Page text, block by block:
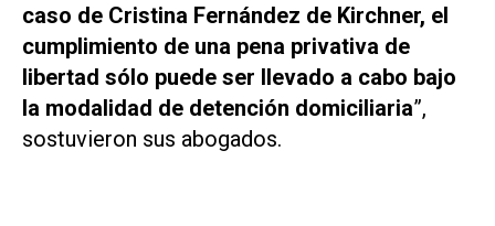
caso de Cristina Fernández de Kirchner, el
cumplimiento de una pena privativa de
libertad sólo puede ser llevado a cabo bajo
la modalidad de detención domiciliaria”,
sostuvieron sus abogados.